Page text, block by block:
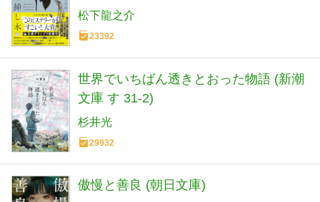
松下龍之介
23392
世界でいちばん透きとおった物語 (新潮
文庫 す 31-2)
杉井光
29932
傲慢と善良 (朝日文庫)